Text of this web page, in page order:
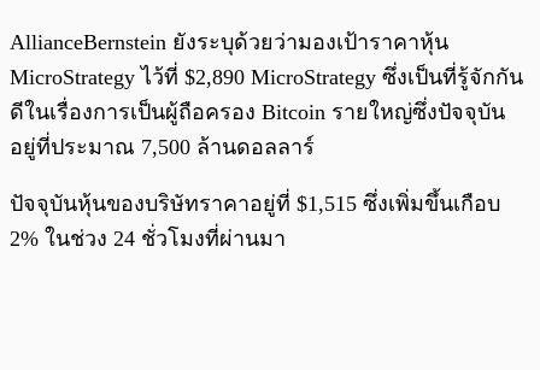
AllianceBernstein ยังระบุด้วยว่ามองเป้าราคาหุ้น
MicroStrategy ไว้ที่ $2,890 MicroStrategy ซึ่งเป็นที่รู้จักกัน
ดีในเรื่องการเป็นผู้ถือครอง Bitcoin รายใหญ่ซึ่งปัจจุบัน
อยู่ที่ประมาณ 7,500 ล้านดอลลาร์
ปัจจุบันหุ้นของบริษัทราคาอยู่ที่ $1,515 ซึ่งเพิ่มขึ้นเกือบ
2% ในช่วง 24 ชั่วโมงที่ผ่านมา